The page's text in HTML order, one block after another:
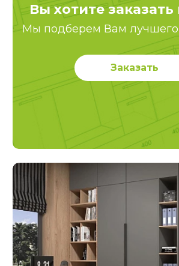
Вы хотите
Мы подберем Вам
Заказать